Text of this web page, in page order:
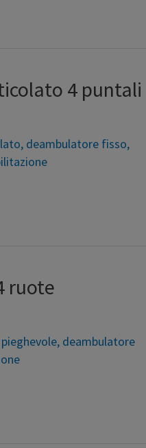
4 puntali
, deambulatore fisso,
ruote
, deambulatore